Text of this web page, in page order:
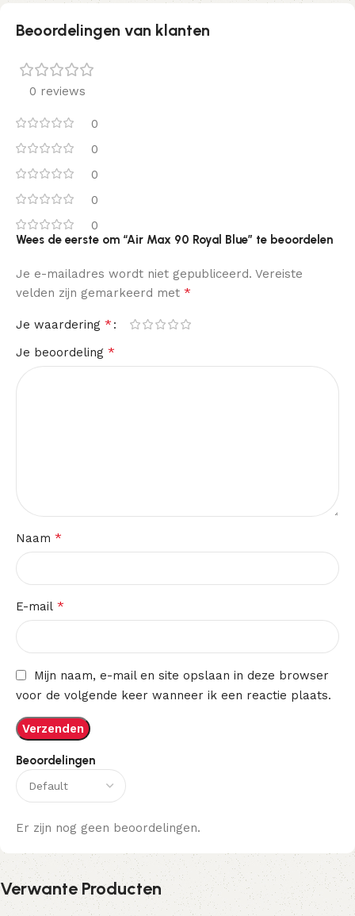
Beoordelingen van klanten
0 reviews
0
0
0
0
0
Beoordelingen
Er zijn nog geen beoordelingen.
Wees de eerste om “Air Max 90 Royal Blue” te beoordelen
Je e-mailadres wordt niet gepubliceerd. Vereiste
velden zijn gemarkeerd met *
Je waardering *
Je beoordeling *
Naam *
E-mail *
Mijn naam, e-mail en site opslaan in deze browser
voor de volgende keer wanneer ik een reactie plaats.
Verwante Producten